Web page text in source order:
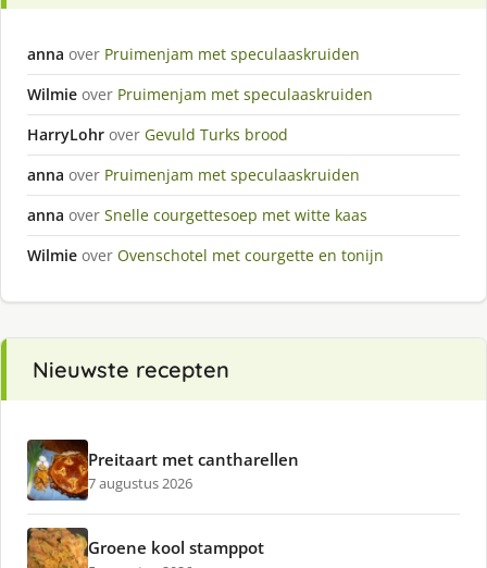
anna over Pruimenjam met speculaaskruiden
Wilmie over Pruimenjam met speculaaskruiden
HarryLohr over Gevuld Turks brood
anna over Pruimenjam met speculaaskruiden
anna over Snelle courgettesoep met witte kaas
Wilmie over Ovenschotel met courgette en tonijn
Nieuwste recepten
Preitaart met cantharellen
7 augustus 2026
Groene kool stamppot